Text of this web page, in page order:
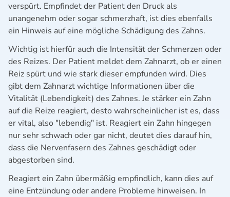
verspürt. Empfindet der Patient den Druck als
unangenehm oder sogar schmerzhaft, ist dies ebenfalls
ein Hinweis auf eine mögliche Schädigung des Zahns.
Wichtig ist hierfür auch die Intensität der Schmerzen oder
des Reizes. Der Patient meldet dem Zahnarzt, ob er einen
Reiz spürt und wie stark dieser empfunden wird. Dies
gibt dem Zahnarzt wichtige Informationen über die
Vitalität (Lebendigkeit) des Zahnes. Je stärker ein Zahn
auf die Reize reagiert, desto wahrscheinlicher ist es, dass
er vital, also "lebendig" ist. Reagiert ein Zahn hingegen
nur sehr schwach oder gar nicht, deutet dies darauf hin,
dass die Nervenfasern des Zahnes geschädigt oder
abgestorben sind.
Reagiert ein Zahn übermäßig empfindlich, kann dies auf
eine Entzündung oder andere Probleme hinweisen. In